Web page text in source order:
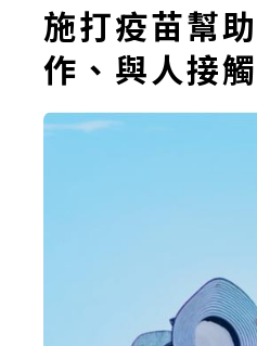
施打疫苗幫
作、與人接